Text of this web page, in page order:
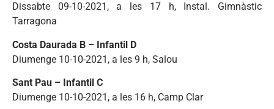
Dissabte 09-10-2021, a les 17 h, Instal. Gimnàstic
Tarragona
Costa Daurada B – Infantil D
Diumenge 10-10-2021, a les 9 h, Salou
Sant Pau – Infantil C
Diumenge 10-10-2021, a les 16 h, Camp Clar